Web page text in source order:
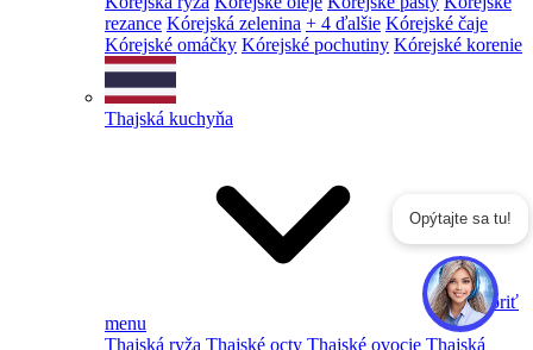
rezance Kórejská zelenina + 4 ďalšie Kórejské čaje
Kórejské omáčky Kórejské pochutiny Kórejské korenie
Thajská kuchyňa
Otvoriť
menu
Thajská ryža Thajské octy Thajské ovocie Thajská
Opýtajte sa tu!